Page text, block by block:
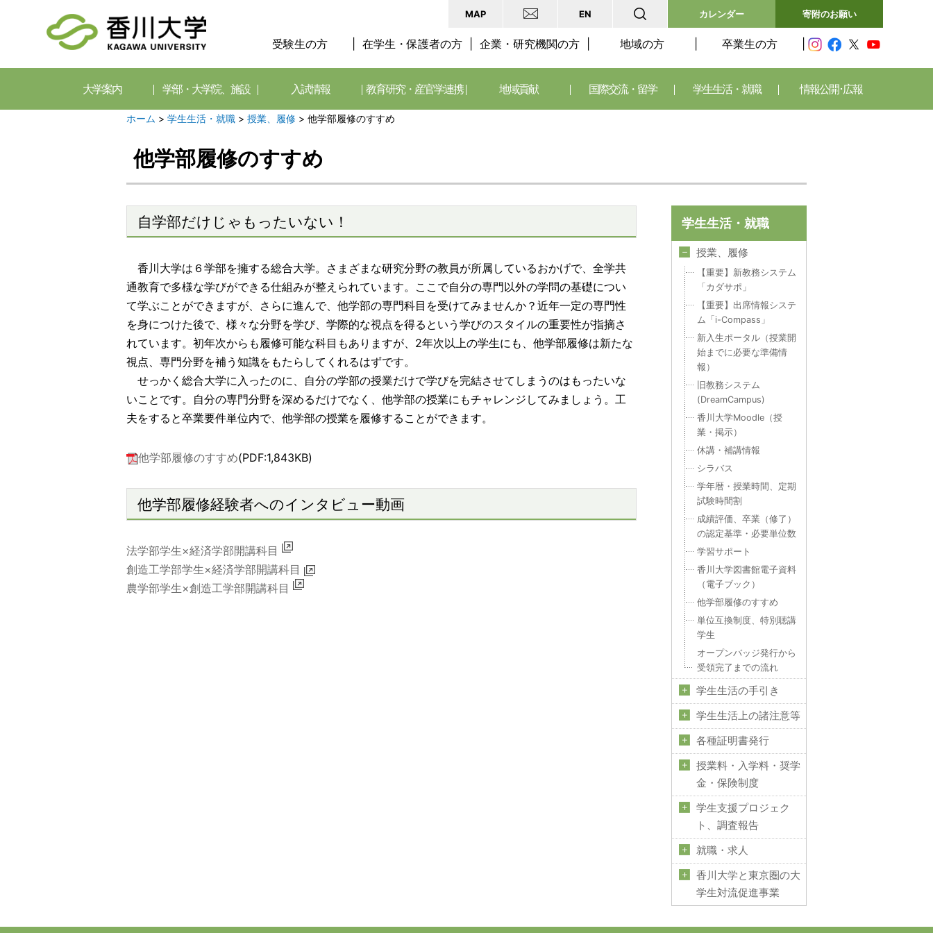
MAP EN カレンダー 寄附のお願い
受験生の方 在学生・保護者の方 企業・研究機関の方 地域の方 卒業生の方
大学案内 学部・大学院、施設 入試情報 教育研究・産官学連携 地域貢献 国際交流・留学 学生生活・就職 情報公開･広報
ホーム > 学生生活・就職 > 授業、履修 > 他学部履修のすすめ
他学部履修のすすめ
自学部だけじゃもったいない！
香川大学は６学部を擁する総合大学。さまざまな研究分野の教員が所属しているおかげで、全学共
通教育で多様な学びができる仕組みが整えられています。ここで自分の専門以外の学問の基礎につい
て学ぶことができますが、さらに進んで、他学部の専門科目を受けてみませんか？近年一定の専門性
を身につけた後で、様々な分野を学び、学際的な視点を得るという学びのスタイルの重要性が指摘さ
れています。初年次からも履修可能な科目もありますが、2年次以上の学生にも、他学部履修は新たな
視点、専門分野を補う知識をもたらしてくれるはずです。
せっかく総合大学に入ったのに、自分の学部の授業だけで学びを完結させてしまうのはもったいな
いことです。自分の専門分野を深めるだけでなく、他学部の授業にもチャレンジしてみましょう。工
夫をすると卒業要件単位内で、他学部の授業を履修することができます。
他学部履修のすすめ(PDF:1,843KB)
他学部履修経験者へのインタビュー動画
法学部学生×経済学部開講科目
創造工学部学生×経済学部開講科目
農学部学生×創造工学部開講科目
学生生活・就職
授業、履修
【重要】新教務システム
「カダサポ」
【重要】出席情報システ
ム「i-Compass」
新入生ポータル（授業開
始までに必要な準備情
報）
旧教務システム
(DreamCampus)
香川大学Moodle（授
業・掲示）
休講・補講情報
シラバス
学年暦・授業時間、定期
試験時間割
成績評価、卒業（修了）
の認定基準・必要単位数
学習サポート
香川大学図書館電子資料
（電子ブック）
他学部履修のすすめ
単位互換制度、特別聴講
学生
オープンバッジ発行から
受領完了までの流れ
学生生活の手引き
学生生活上の諸注意等
各種証明書発行
授業料・入学料・奨学
金・保険制度
学生支援プロジェク
ト、調査報告
就職・求人
香川大学と東京圏の大
学生対流促進事業